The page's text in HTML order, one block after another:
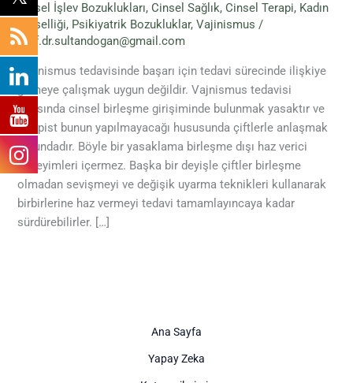
Cinsel İşlev Bozuklukları,Cinsel Sağlık,Cinsel Terapi, Kadın
Cinselliği, Psikiyatrik Bozukluklar,Vajinismus /
prof.dr.sultandogan@gmail.com
Vajinismus tedavisinde başarı için tedavi sürecinde ilişkiye
girmeye çalışmak uygun değildir. Vajnismus tedavisi
sırasında cinsel birleşme girişiminde bulunmak yasaktır ve
terapist bunun yapılmayacağı hususunda çiftlerle anlaşmak
zorundadır. Böyle bir yasaklama birleşme dışı haz verici
deneyimleri içermez. Başka bir deyişle çiftler birleşme
olmadan sevişmeyi ve değişik uyarma teknikleri kullanarak
birbirlerine haz vermeyi tedavi tamamlayıncaya kadar
sürdürebilirler. […]
Ana Sayfa
Yapay Zeka